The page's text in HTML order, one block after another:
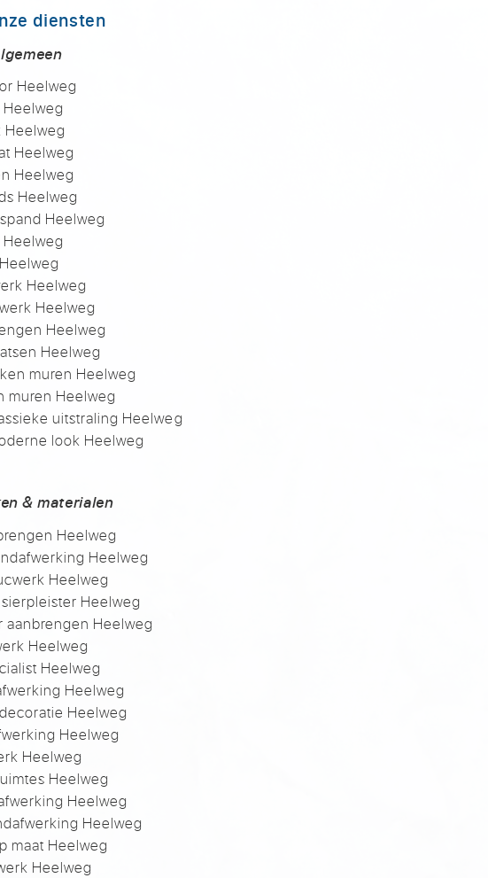
diensten
Heelweg
Heelweg
Heelweg
Heelweg
Heelweg
Heelweg
Heelweg
Heelweg
Heelweg
Heelweg
muren Heelweg
muren Heelweg
uitstraling Heelweg
look Heelweg
& materialen
Heelweg
Heelweg
Heelweg
Heelweg
Heelweg
Heelweg
Heelweg
Heelweg
Heelweg
Heelweg
Heelweg
Heelweg
Heelweg
Heelweg
maat Heelweg
Heelweg